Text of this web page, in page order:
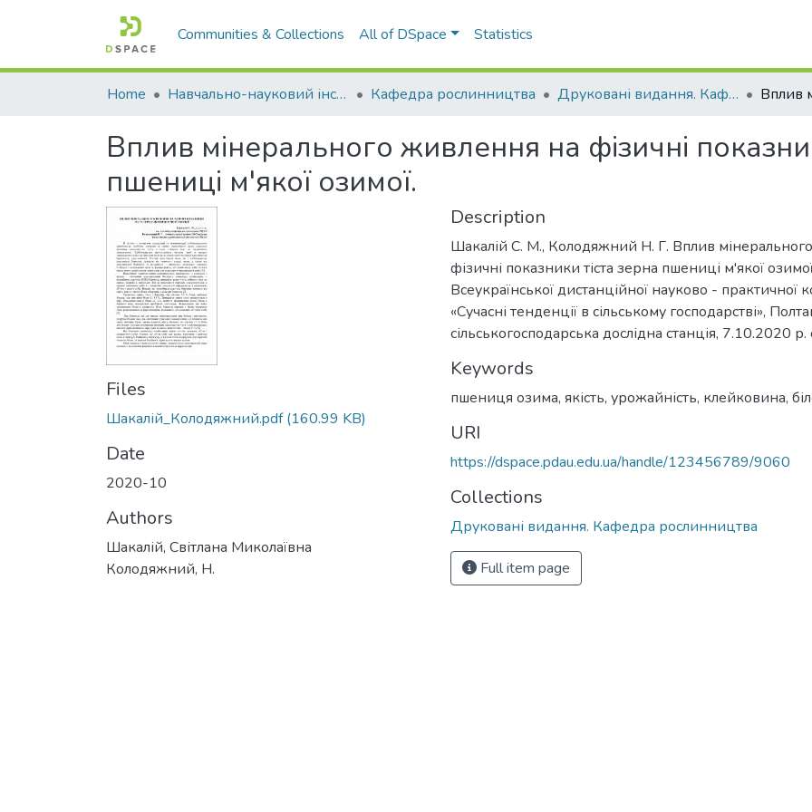
Communities & Collections All of DSpace Statistics
Home Навчально-науковий інститут агротехнологій, селекції та екології Кафедра рослинництва Друковані видання. Кафедра рослинництва
Вплив мінерального живлення на фізичні
пшениці м'якої озимої.
Files
Шакалій_Колодяжний.pdf(160.99 KB)
Date
2020-10
Authors
Шакалій, Світлана Миколаївна
Колодяжний, Н.
Description
Шакалій С. М., Колодяжний Н. Г. Вплив
фізичні показники тіста зерна пшениці м'якої
Всеукраїнської дистанційної науково - практичної
«Сучасні тенденції в сільському господарстві»,
сільськогосподарська дослідна станція, 7.10.2020
Keywords
пшениця озима, якість, урожайність, клейковина,
URI
https://dspace.pdau.edu.ua/handle/123456789/9060
Collections
Друковані видання. Кафедра рослинництва
Full item page